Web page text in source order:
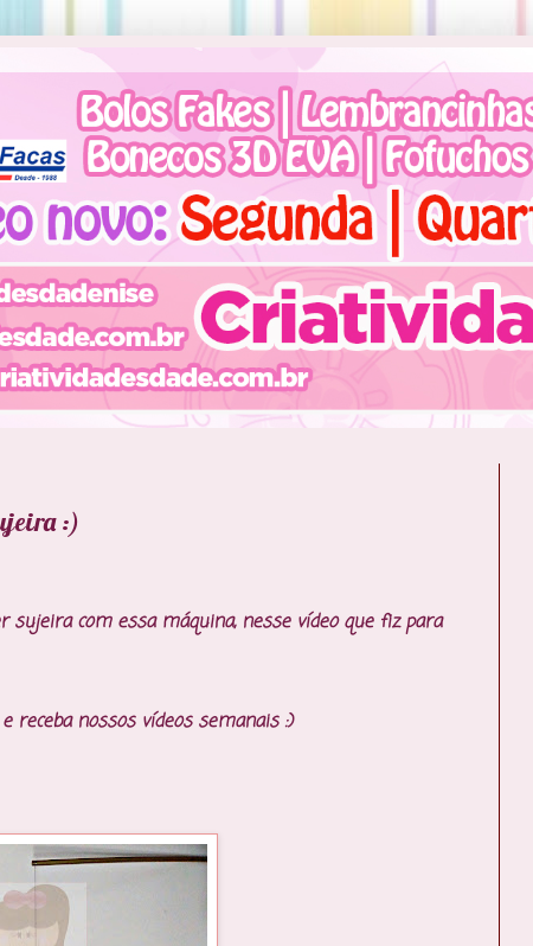
:)
com essa máquina, nesse vídeo que fiz para
receba nossos vídeos semanais :)